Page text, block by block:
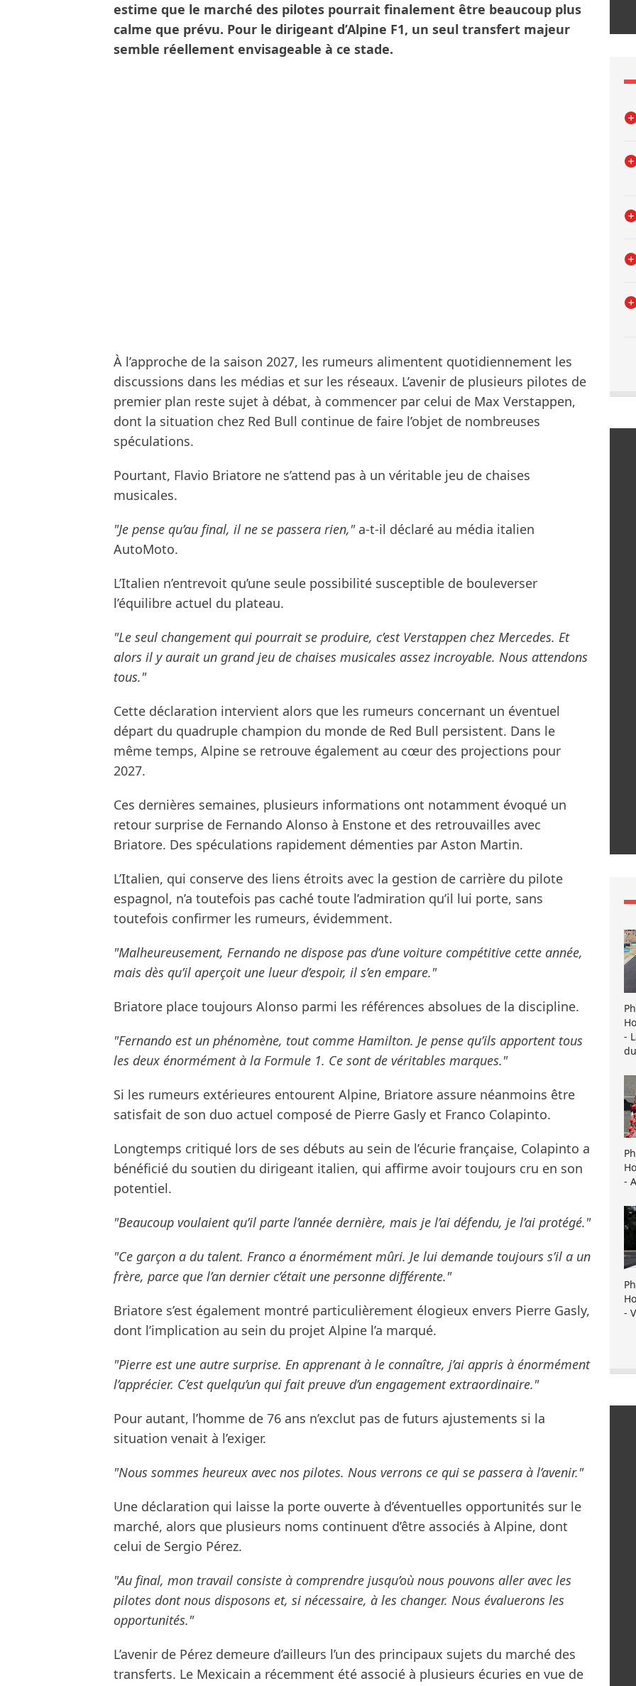
estime que le marché des pilotes pourrait finalement être beaucoup plus
calme que prévu. Pour le dirigeant d’Alpine F1, un seul transfert majeur
semble réellement envisageable à ce stade.
À l’approche de la saison 2027, les rumeurs alimentent quotidiennement les
discussions dans les médias et sur les réseaux. L’avenir de plusieurs pilotes de
premier plan reste sujet à débat, à commencer par celui de Max Verstappen,
dont la situation chez Red Bull continue de faire l’objet de nombreuses
spéculations.
Pourtant, Flavio Briatore ne s’attend pas à un véritable jeu de chaises
musicales.
"Je pense qu’au final, il ne se passera rien,"a-t-il déclaré au média italien
AutoMoto.
L’Italien n’entrevoit qu’une seule possibilité susceptible de bouleverser
l’équilibre actuel du plateau.
"Le seul changement qui pourrait se produire, c’est Verstappen chez Mercedes. Et
alors il y aurait un grand jeu de chaises musicales assez incroyable. Nous attendons
tous."
Cette déclaration intervient alors que les rumeurs concernant un éventuel
départ du quadruple champion du monde de Red Bull persistent. Dans le
même temps, Alpine se retrouve également au cœur des projections pour
2027.
Ces dernières semaines, plusieurs informations ont notamment évoqué un
retour surprise de Fernando Alonso à Enstone et des retrouvailles avec
Briatore. Des spéculations rapidement démenties par Aston Martin.
L’Italien, qui conserve des liens étroits avec la gestion de carrière du pilote
espagnol, n’a toutefois pas caché toute l’admiration qu’il lui porte, sans
toutefois confirmer les rumeurs, évidemment.
"Malheureusement, Fernando ne dispose pas d’une voiture compétitive cette année,
mais dès qu’il aperçoit une lueur d’espoir, il s’en empare."
Briatore place toujours Alonso parmi les références absolues de la discipline.
"Fernando est un phénomène, tout comme Hamilton. Je pense qu’ils apportent tous
les deux énormément à la Formule 1. Ce sont de véritables marques."
Si les rumeurs extérieures entourent Alpine, Briatore assure néanmoins être
satisfait de son duo actuel composé de Pierre Gasly et Franco Colapinto.
Longtemps critiqué lors de ses débuts au sein de l’écurie française, Colapinto a
bénéficié du soutien du dirigeant italien, qui affirme avoir toujours cru en son
potentiel.
"Beaucoup voulaient qu’il parte l’année dernière, mais je l’ai défendu, je l’ai protégé."
"Ce garçon a du talent. Franco a énormément mûri. Je lui demande toujours s’il a un
frère, parce que l’an dernier c’était une personne différente."
Briatore s’est également montré particulièrement élogieux envers Pierre Gasly,
dont l’implication au sein du projet Alpine l’a marqué.
"Pierre est une autre surprise. En apprenant à le connaître, j’ai appris à énormément
l’apprécier. C’est quelqu’un qui fait preuve d’un engagement extraordinaire."
Pour autant, l’homme de 76 ans n’exclut pas de futurs ajustements si la
situation venait à l’exiger.
"Nous sommes heureux avec nos pilotes. Nous verrons ce qui se passera à l’avenir."
Une déclaration qui laisse la porte ouverte à d’éventuelles opportunités sur le
marché, alors que plusieurs noms continuent d’être associés à Alpine, dont
celui de Sergio Pérez.
"Au final, mon travail consiste à comprendre jusqu’où nous pouvons aller avec les
pilotes dont nous disposons et, si nécessaire, à les changer. Nous évaluerons les
opportunités."
L’avenir de Pérez demeure d’ailleurs l’un des principaux sujets du marché des
transferts. Le Mexicain a récemment été associé à plusieurs écuries en vue de
-
-
-